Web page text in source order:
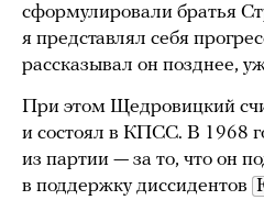
сформулировали братья
я представлял себя
рассказывал он позднее,
При этом Щедровицкий
и состоял в КПСС. В 1968
из партии — за то, что он
в поддержку диссидентов